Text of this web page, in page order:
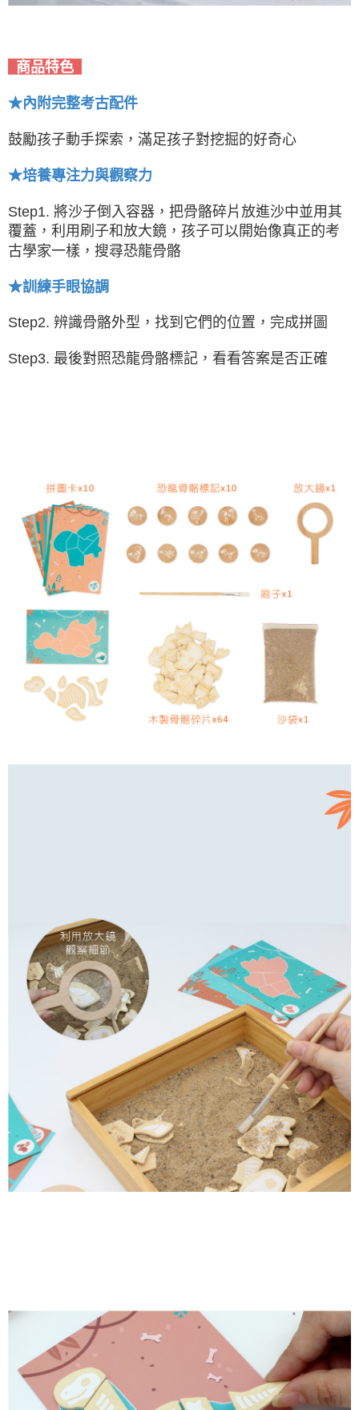
商品特色
★內附完整考古配件
鼓勵孩子動手探索，滿足孩子對挖掘的好奇心
★培養專注力與觀察力
Step1. 將沙子倒入容器，把骨骼碎片放進沙中並用其
覆蓋，利用刷子和放大鏡，孩子可以開始像真正的考
古學家一樣，搜尋恐龍骨骼
★訓練手眼協調
Step2. 辨識骨骼外型，找到它們的位置，完成拼圖
Step3. 最後對照恐龍骨骼標記，看看答案是否正確